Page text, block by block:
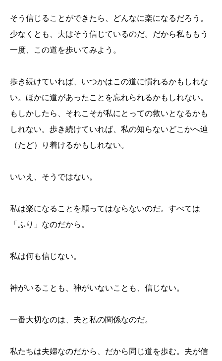
そう信じることができたら、どんなに楽になるだろう。
少なくとも、夫はそう信じているのだ。だから私ももう
一度、この道を歩いてみよう。
歩き続けていれば、いつかはこの道に慣れるかもしれな
い。ほかに道があったことを忘れられるかもしれない。
もしかしたら、それこそが私にとっての救いとなるかも
しれない。歩き続けていれば、私の知らないどこかへ辿
（たど）り着けるかもしれない。
いいえ、そうではない。
私は楽になることを願ってはならないのだ。すべては
「ふり」なのだから。
私は何も信じない。
神がいることも、神がいないことも、信じない。
一番大切なのは、夫と私の関係なのだ。
私たちは夫婦なのだから、だから同じ道を歩む。夫が信